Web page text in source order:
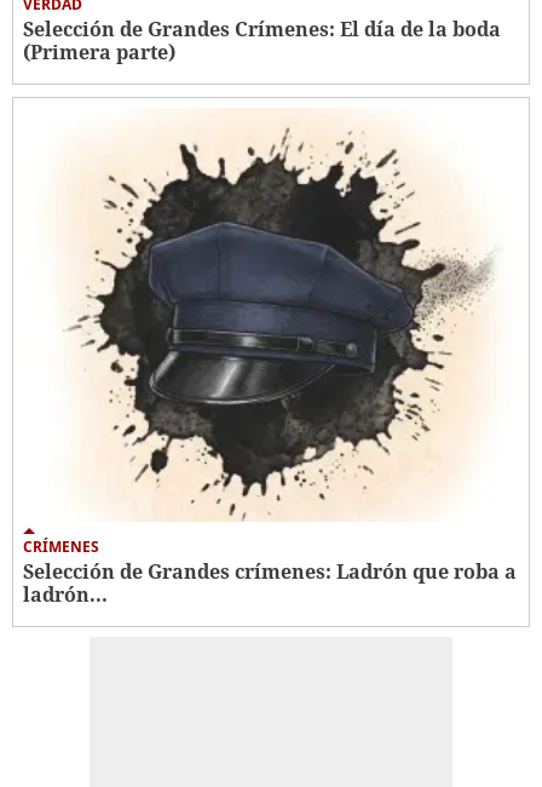
VERDAD
Selección de Grandes Crímenes: El día de la boda
(Primera parte)
CRÍMENES
Selección de Grandes crímenes: Ladrón que roba a
ladrón...